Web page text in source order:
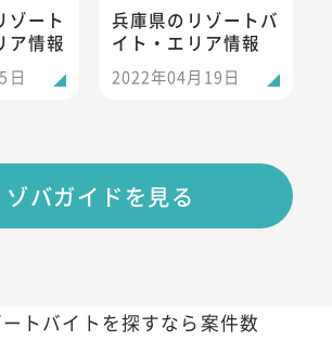
ゾート
ア情報
日
兵庫県のリゾートバ
イト・エリア情報
2022年04月19日
ゾバガイドを見る
トバイトを探すなら案件数